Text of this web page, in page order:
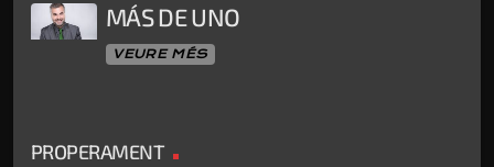
MÁS DE UNO
VEURE MÉS
PROPERAMENT